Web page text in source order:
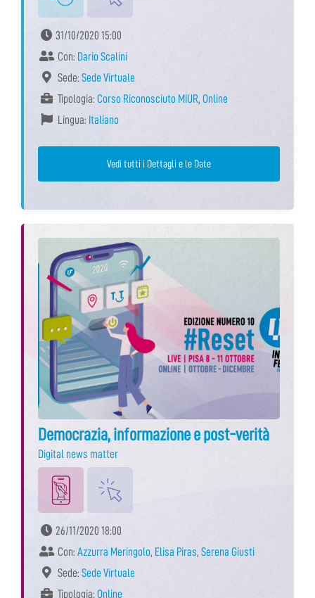
31/10/2020 15:00
Con: Dario Scalini
Sede: Sede Virtuale
Tipologia: Corso Riconosciuto MIUR, Online
Lingua: Italiano
Vedi tutti i Dettagli e le Date
Democrazia, informazione e post-verità
Digital news matter
26/11/2020 18:00
Con: Azzurra Meringolo, Elisa Piras, Serena Giusti
Sede: Sede Virtuale
Tipologia: Online